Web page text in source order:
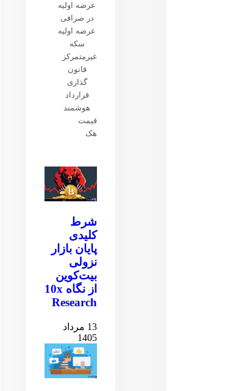
عرضه اولیه
در صرافی
عرضه اولیه
سکه
غیرمتمرکز
قانون
گذاری
قرارداد
هوشمند
قیمت
هک
شرط
کلیدی
پایان بازار
نزولی
بیت‌کوین
از نگاه 10x
Research
13 مرداد
1405